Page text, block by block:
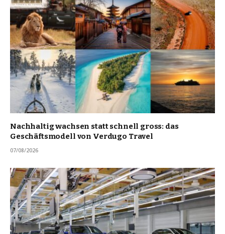
Nachhaltig wachsen statt schnell gross: das
Geschäftsmodell von Verdugo Travel
07/08/2026